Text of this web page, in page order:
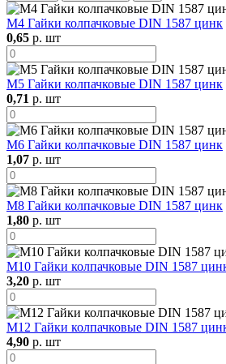
М4 Гайки колпачковые DIN 1587 цинк
0,65 р. шт
М5 Гайки колпачковые DIN 1587 цинк
0,71 р. шт
М6 Гайки колпачковые DIN 1587 цинк
1,07 р. шт
М8 Гайки колпачковые DIN 1587 цинк
1,80 р. шт
М10 Гайки колпачковые DIN 1587
3,20 р. шт
М12 Гайки колпачковые DIN 1587
4,90 р. шт